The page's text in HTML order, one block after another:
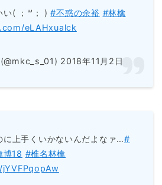
い( ；꒳； )#不惑の余裕 #林檎
eLAHxualck
2018年11月2日
に上手くいかないんだよなァ…#
博18 #椎名林檎